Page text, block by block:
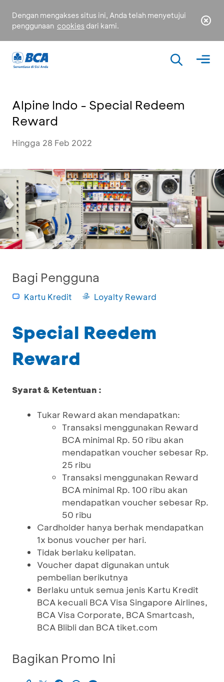
Dengan mengakses situs ini, Anda telah menyetujui
penggunaan cookies dari kami.
Alpine Indo - Special Redeem
Reward
Hingga 28 Feb 2022
Bagi Pengguna
Kartu Kredit Loyalty Reward
Special Reedem
Reward
Syarat & Ketentuan :
Tukar Reward akan mendapatkan:
Transaksi menggunakan Reward
BCA minimal Rp. 50 ribu akan
mendapatkan voucher sebesar Rp.
25 ribu
Transaksi menggunakan Reward
BCA minimal Rp. 100 ribu akan
mendapatkan voucher sebesar Rp.
50 ribu
Cardholder hanya berhak mendapatkan
1x bonus voucher per hari.
Tidak berlaku kelipatan.
Voucher dapat digunakan untuk
pembelian berikutnya
Berlaku untuk semua jenis Kartu Kredit
BCA kecuali BCA Visa Singapore Airlines,
BCA Visa Corporate, BCA Smartcash,
BCA Blibli dan BCA tiket.com
Bagikan Promo Ini